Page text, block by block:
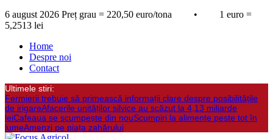
6 august 2026 Preț grau = 220,50 euro/tona • 1 euro =
5,2513 lei
Home
Despre noi
Contact
Ultimele stiri:
Fermierii trebuie să primească informații clare despre posibilitățile
de irigareAfacerile unităților silvice au scăzut la 4,13 miliarde
leiCafeaua se scumpește din nouScumpiri la alimente peste tot în
lumeAmenzi pe piața zahărului